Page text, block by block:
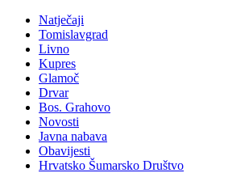
Natječaji
Tomislavgrad
Livno
Kupres
Glamoč
Drvar
Bos. Grahovo
Novosti
Javna nabava
Obavijesti
Hrvatsko Šumarsko Društvo